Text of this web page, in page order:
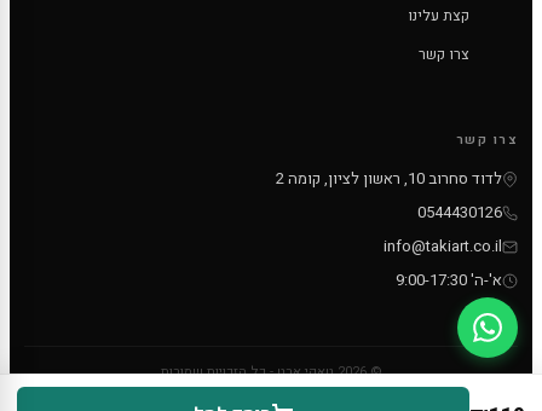
קצת עלינו
צרו קשר
צרו קשר
לדוד סחרוב 10, ראשון לציון, קומה 2
0544430126
info@takiart.co.il
א'-ה' 9:00-17:30
© 2026 טאקי ארט - כל הזכויות שמורות